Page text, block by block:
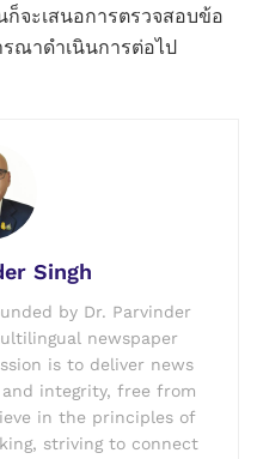
จะเสนอการตรวจสอบข้อ
ณาดำเนินการต่อไป
Singh
by Dr. Parvinder
newspaper
is to deliver news
integrity, free from
in the principles of
striving to connect